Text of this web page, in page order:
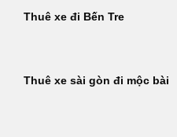
Thuê xe đi Bến Tre
Thuê xe sài gòn đi mộc bài